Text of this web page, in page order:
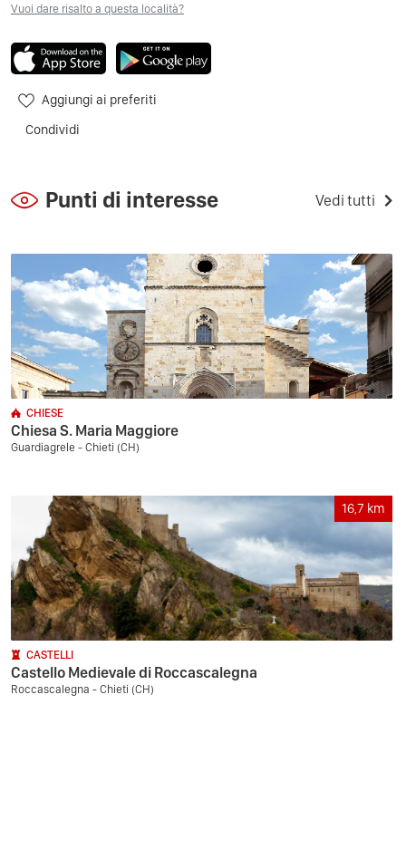
Vuoi dare risalto a questa località?
Aggiungi ai preferiti
Condividi
Punti di interesse Vedi tutti
CHIESE
Chiesa S. Maria Maggiore
Guardiagrele - Chieti (CH)
16,7 km
CASTELLI
Castello Medievale di Roccascalegna
Roccascalegna - Chieti (CH)